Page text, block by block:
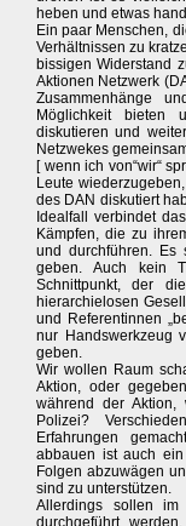
heben und etwas
Ein paar Menschen,
Verhältnissen zu
bissigen Widerstand
Aktionen Netzwerk
Zusammenhänge
Möglichkeit bieten
diskutieren und
Netzwekes
[ wenn ich von“wir“
Leute
des DAN diskutiert
Idealfall verbindet
Kämpfen, die zu
und durchführen. Es
geben. Auch kein
Schnittpunkt, der
hierarchielosen
und Referentinnen
nur Handswerkzeug
geben.
Wir wollen Raum
Aktion, oder
während der
Polizei?
Erfahrungen
abbauen ist auch
Folgen abzuwägen
sind zu unterstützen.
Allerdings sollen